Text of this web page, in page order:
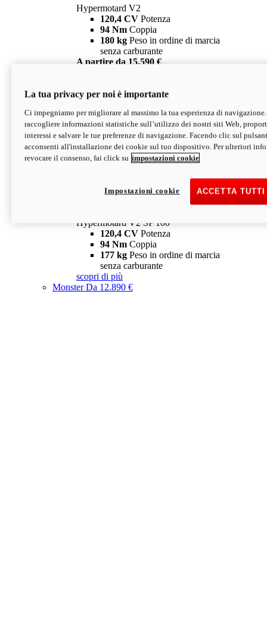
Hypermotard V2
120,4 CV Potenza
94 Nm Coppia
180 kg Peso in ordine di marcia
senza carburante
A partire da 15.590 €
V2 SP
Hypermotard V2 SP
120,4 CVPotenza
94 NmCoppia
177 kgPeso in ordine di marcia
senza carburante
Depotenziata 35 kW: 18.890 € i
configura scopri di più
Hypermotard V2 SP 100
120,4 CV Potenza
94 Nm Coppia
177 kg Peso in ordine di marcia
senza carburante
scopri di più
MonsterDa 12.890 €
La tua privacy per noi è importante
Ci impegniamo per migliorare al massimo la tua esperienza di
raccogliere informazioni statistiche sull’utilizzo dei nostri siti Web,
interessi e salvare le tue preferenze di navigazione. Facendo clic sul
acconsenti all'installazione dei cookie sul tuo dispositivo. Per ulteriori
revocare il consenso, fai click su impostazioni cookie
ACCETTA
Impostazioni cookie